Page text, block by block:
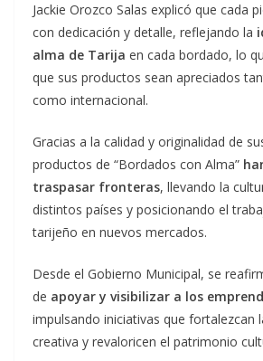
Jackie Orozco Salas explicó que cada
con dedicación y detalle, reflejando la
alma de Tarija en cada bordado, lo
que sus productos sean apreciados
como internacional.
Gracias a la calidad y originalidad de
productos de “Bordados con Alma”
traspasar fronteras, llevando la
distintos países y posicionando el
tarijeño en nuevos mercados.
Desde el Gobierno Municipal, se
de apoyar y visibilizar a los
impulsando iniciativas que fortalezcan
creativa y revaloricen el patrimonio